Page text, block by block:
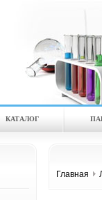
КАТАЛOГ
Главная